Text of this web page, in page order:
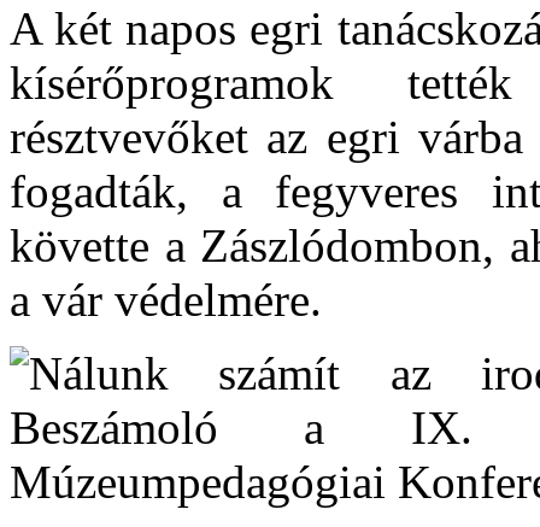
A két napos egri
kísérőprogramok
résztvevőket az egri várba
fogadták, a fegyveres
követte a Zászlódombon,
a vár védelmére.